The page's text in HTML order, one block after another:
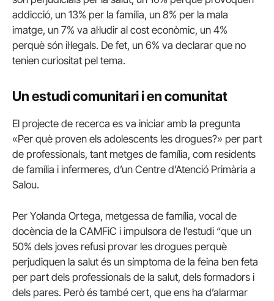
addicció, un 13% per la família, un 8% per la mala
imatge, un 7% va al·ludir al cost econòmic, un 4%
perquè són il·legals. De fet, un 6% va declarar que no
tenien curiositat pel tema.
Un estudi comunitari i en comunitat
El projecte de recerca es va iniciar amb la pregunta
«Per què proven els adolescents les drogues?» per part
de professionals, tant metges de família, com residents
de família i infermeres, d’un Centre d’Atenció Primària a
Salou.
Per Yolanda Ortega, metgessa de família, vocal de
docència de la CAMFiC i impulsora de l’estudi “que un
50% dels joves refusi provar les drogues perquè
perjudiquen la salut és un símptoma de la feina ben feta
per part dels professionals de la salut, dels formadors i
dels pares. Però és també cert, que ens ha d’alarmar